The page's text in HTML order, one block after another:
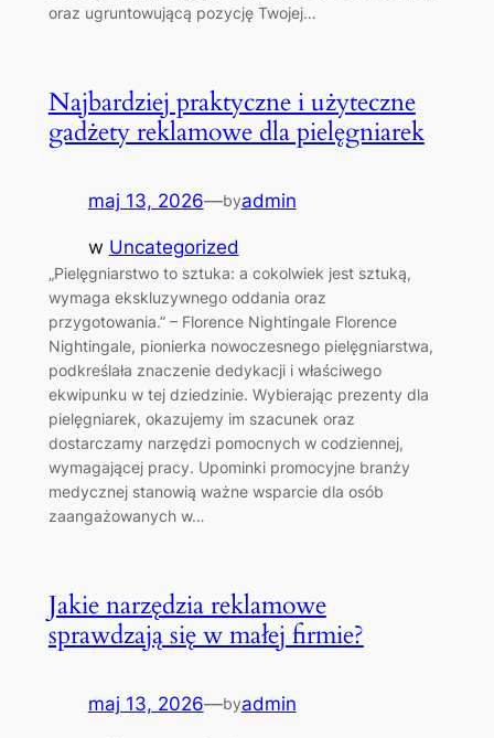
oraz ugruntowującą pozycję Twojej…
Najbardziej praktyczne i użyteczne
gadżety reklamowe dla pielęgniarek
maj 13, 2026—byadmin
w Uncategorized
„Pielęgniarstwo to sztuka: a cokolwiek jest sztuką,
wymaga ekskluzywnego oddania oraz
przygotowania.” – Florence Nightingale Florence
Nightingale, pionierka nowoczesnego pielęgniarstwa,
podkreślała znaczenie dedykacji i właściwego
ekwipunku w tej dziedzinie. Wybierając prezenty dla
pielęgniarek, okazujemy im szacunek oraz
dostarczamy narzędzi pomocnych w codziennej,
wymagającej pracy. Upominki promocyjne branży
medycznej stanowią ważne wsparcie dla osób
zaangażowanych w…
Jakie narzędzia reklamowe
sprawdzają się w małej firmie?
maj 13, 2026—byadmin